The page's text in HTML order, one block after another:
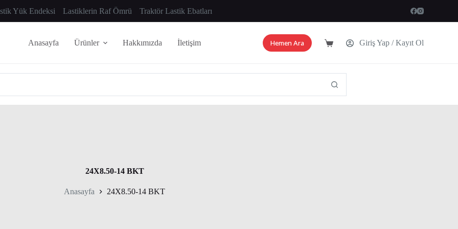
Yük Endeksi Lastiklerin Raf Ömrü Traktör Lastik Ebatları
Anasayfa Ürünler Hakkımızda İletişim Hemen Ara
Shopping
Giriş Yap / Kayıt Ol
24X8.50-14 BKT
Anasayfa 24X8.50-14 BKT